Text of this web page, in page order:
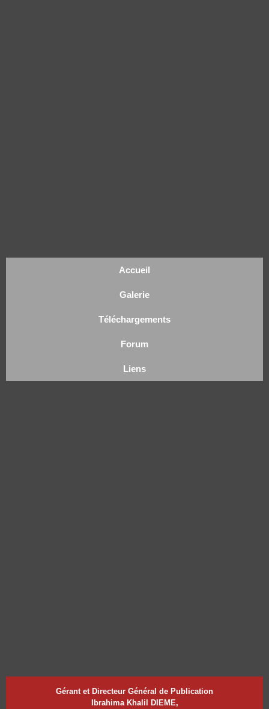
Accueil
Galerie
Téléchargements
Forum
Liens
Gérant et Directeur Général de Publication
Ibrahima Khalil DIEME,